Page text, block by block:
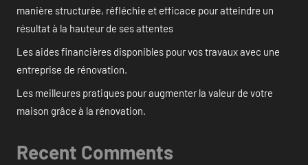
manière structurée, réfléchie et efficace pour atteindre un
résultat à la hauteur de ses attentes
Les aides financières disponibles pour vos travaux avec une
entreprise de rénovation.
Les meilleures pratiques pour augmenter la valeur de votre
maison grâce à la rénovation.
Recent Comments